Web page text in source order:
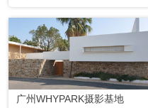
广州WHYPARK摄影基地